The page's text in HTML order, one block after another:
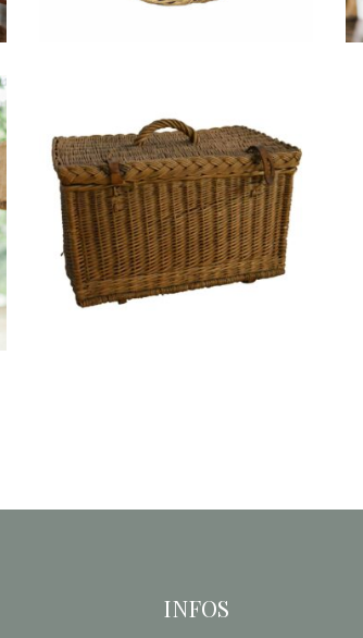
Valise de pique-nique
en rotin « Gabriel »
10,00€
INFOS